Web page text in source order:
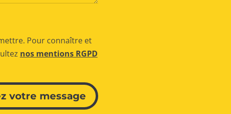
Pour connaître et
nos mentions RGPD
votre message